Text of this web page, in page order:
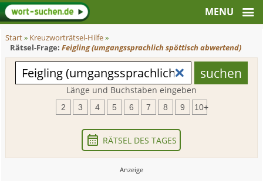
Start» Kreuzworträtsel-Hilfe»
Rätsel-Frage: Feigling (umgangssprachlich spöttisch abwertend)
Länge und Buchstaben eingeben
2 3 4 5 6 7 8 9 10+
RÄTSEL DES TAGES